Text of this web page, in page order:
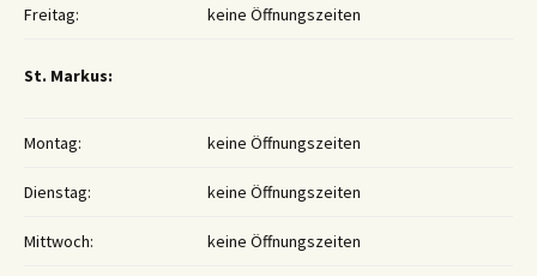
Freitag: keine Öffnungszeiten
St. Markus:
Montag: keine Öffnungszeiten
Dienstag: keine Öffnungszeiten
Mittwoch: keine Öffnungszeiten